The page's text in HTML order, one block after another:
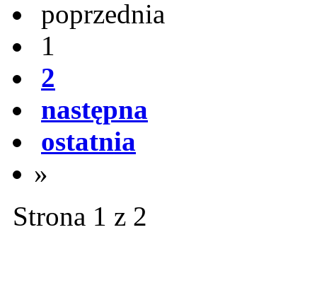
poprzednia
1
2
następna
ostatnia
»
Strona 1 z 2